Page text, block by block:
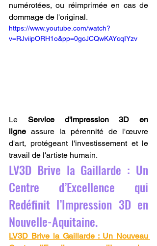
numérotées, ou réimprimée en cas de
dommage de l'original.
https://www.youtube.com/watch?
v=RJviipORH1o&pp=0gcJCQwKAYcqIYzv
Le Service d'impression 3D en
ligne assure la pérennité de l'œuvre
d'art, protégeant l'investissement et le
travail de l'artiste humain.
LV3D Brive la Gaillarde : Un
Centre d’Excellence qui
Redéfinit l’Impression 3D en
Nouvelle-Aquitaine.
LV3D Brive la Gaillarde : Un Nouveau